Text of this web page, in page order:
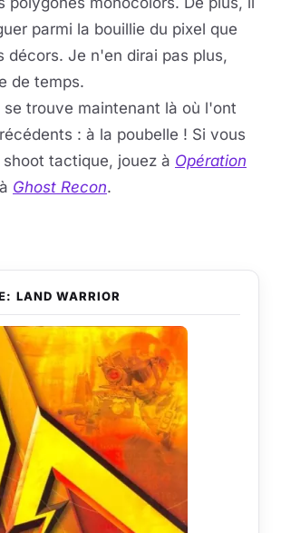
parmi la bouillie du pixel que
décors. Je n'en dirai pas plus,
de temps.
se trouve maintenant là où l'ont
: à la poubelle ! Si vous
tactique, jouez à Opération
Ghost Recon.
LAND WARRIOR